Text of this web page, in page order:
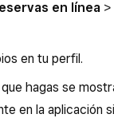
en línea >
en tu perfil.
hagas se
en la aplicación